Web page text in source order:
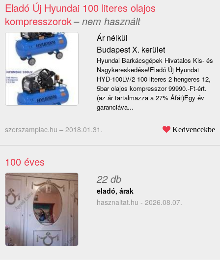
Eladó Új Hyundai 100 literes olajos
kompresszorok– nem használt
Ár nélkül
Budapest X. kerület
Hyundai Barkácsgépek Hivatalos Kis- és
Nagykereskedése!Eladó Új Hyundai
HYD-100LV/2 100 literes 2 hengeres 12,
5bar olajos kompresszor 99990.-Ft-ért.
(az ár tartalmazza a 27% Áfát)Egy év
garanciáva...
szerszampiac.hu – 2018.01.31. Kedvencekbe
100 éves
22 db
eladó, árak
hasznaltat.hu - 2026.08.07.